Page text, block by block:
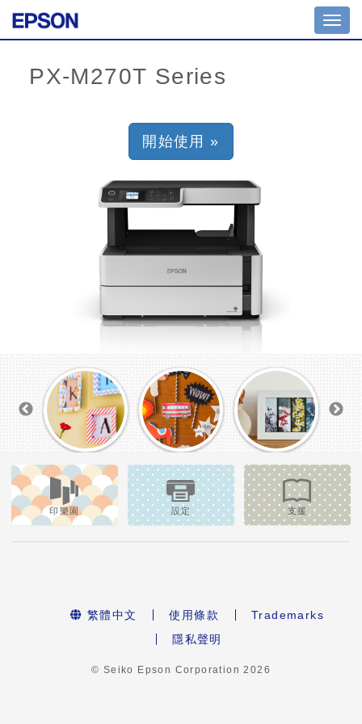
開始使用 »
印樂園 設定 支援
繁體中文 使用條款
Trademarks
隱私聲明
© Seiko Epson Corporation2026